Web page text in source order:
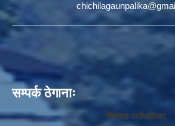
सम्पर्क ठेगानाः
चिचिला गाउँपालिका,